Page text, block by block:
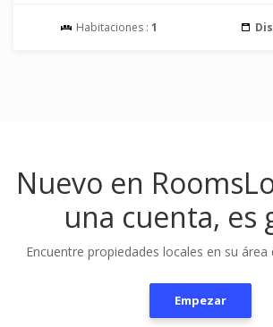
Habitaciones : 1
Nuevo en
una cuenta, es
Encuentre propiedades locales en su
Empezar